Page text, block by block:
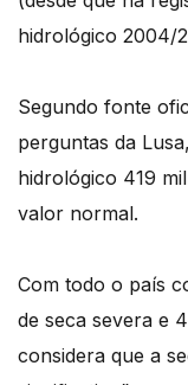
hidrológico 2004/
Segundo fonte
perguntas da
hidrológico 419
valor normal.
Com todo o país
de seca severa e
considera que a